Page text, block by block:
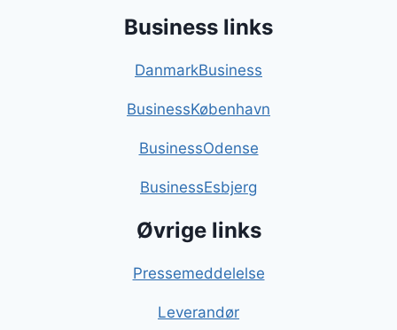
Business links
DanmarkBusiness
BusinessKøbenhavn
BusinessOdense
BusinessEsbjerg
Øvrige links
Pressemeddelelse
Leverandør